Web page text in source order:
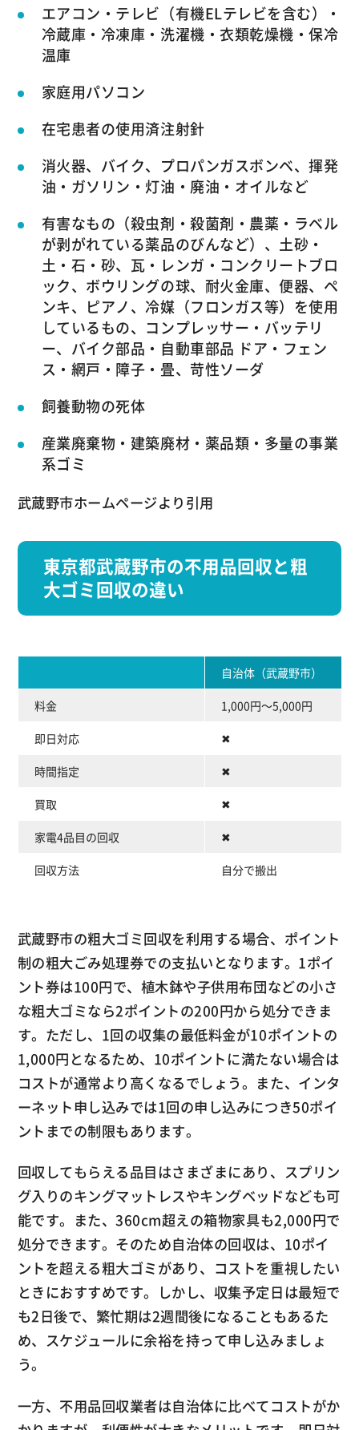
エアコン・テレビ（有機ELテレビを含む）・
冷蔵庫・冷凍庫・洗濯機・衣類乾燥機・保冷
温庫
家庭用パソコン
在宅患者の使用済注射針
消火器、バイク、プロパンガスボンベ、揮発
油・ガソリン・灯油・廃油・オイルなど
有害なもの（殺虫剤・殺菌剤・農薬・ラベル
が剥がれている薬品のびんなど）、土砂・
土・石・砂、瓦・レンガ・コンクリートブロ
ック、ボウリングの球、耐火金庫、便器、ペ
ンキ、ピアノ、冷媒（フロンガス等）を使用
しているもの、コンプレッサー・バッテリ
ー、バイク部品・自動車部品 ドア・フェン
ス・網戸・障子・畳、苛性ソーダ
飼養動物の死体
産業廃棄物・建築廃材・薬品類・多量の事業
系ゴミ
武蔵野市ホームページより引用
東京都武蔵野市の不用品回収と粗
大ゴミ回収の違い
自治体（武蔵野市）
料金 1,000円～5,000円
即日対応 ✖
時間指定 ✖
買取 ✖
家電4品目の回収 ✖
回収方法 自分で搬出
武蔵野市の粗大ゴミ回収を利用する場合、ポイント
制の粗大ごみ処理券での支払いとなります。1ポイ
ント券は100円で、植木鉢や子供用布団などの小さ
な粗大ゴミなら2ポイントの200円から処分できま
す。ただし、1回の収集の最低料金が10ポイントの
1,000円となるため、10ポイントに満たない場合は
コストが通常より高くなるでしょう。また、インタ
ーネット申し込みでは1回の申し込みにつき50ポイ
ントまでの制限もあります。
回収してもらえる品目はさまざまにあり、スプリン
グ入りのキングマットレスやキングベッドなども可
能です。また、360cm超えの箱物家具も2,000円で
処分できます。そのため自治体の回収は、10ポイ
ントを超える粗大ゴミがあり、コストを重視したい
ときにおすすめです。しかし、収集予定日は最短で
も2日後で、繁忙期は2週間後になることもあるた
め、スケジュールに余裕を持って申し込みましょ
う。
一方、不用品回収業者は自治体に比べてコストがか